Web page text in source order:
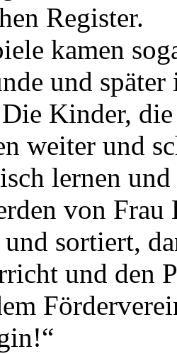
Register.
kamen
und
Kinder,
weiter und
lernen und
von
sortiert,
und den